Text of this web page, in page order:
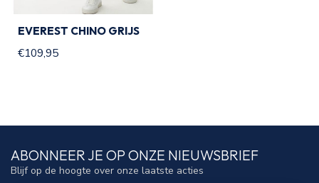
EVEREST CHINO GRIJS
€109,95
ABONNEER JE OP ONZE NIEUWSBRIEF
Blijf op de hoogte over onze laatste acties